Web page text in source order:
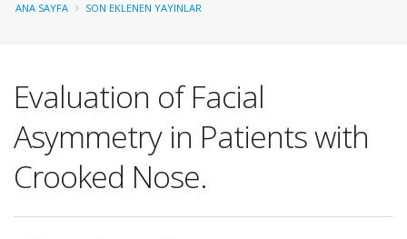
ANA SAYFA SON EKLENEN YAYINLAR
Evaluation of Facial
Asymmetry in Patients with
Crooked Nose.